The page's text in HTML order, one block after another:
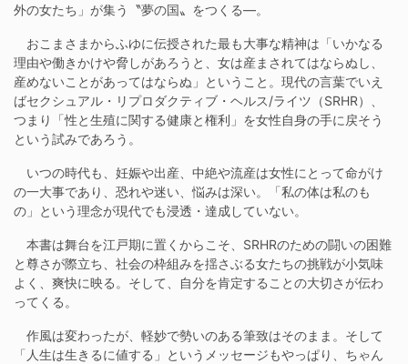
外の女たち」が集う〝夢の国〟をつくる―。
おこまさまからふゆに伝授された最も大事な精神は「いかなる
理由や働きかけや脅しがあろうと、女は産まされてはならぬし、
産めないことがあってはならぬ」ということ。現代の言葉でいえ
ばセクシュアル・リプロダクティブ・ヘルス/ライツ（SRHR）、
つまり「性と生殖に関する健康と権利」を女性自身の手に戻そう
という試みであろう。
いつの時代も、妊娠や出産、中絶や流産は女性にとって命がけ
の一大事であり、恐れや迷い、悩みは深い。「私の体は私のも
の」という理念が現代でも浸透・達成していない。
本書は舞台を江戸期に置くからこそ、SRHRのための闘いの困難
と尊さが際立ち、社会の枠組みを揺さぶる女たちの挑戦が小気味
よく、爽快に映る。そして、自分を肯定することの大切さが伝わ
ってくる。
作風は変わったが、軽妙で勢いのある筆致はそのまま。そして
「人生は生きるに値する」というメッセージもやっぱり、ちゃん